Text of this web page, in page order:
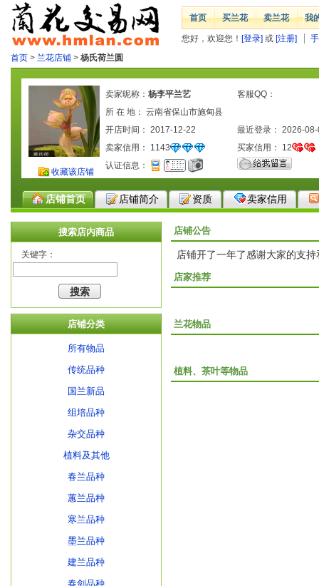
首页 买兰花 卖兰花 我
您好，欢迎您！ [登录] 或 [注册]
首页 > 兰花店铺 > 杨氏荷兰圆
收藏该店铺
卖家昵称： 杨李平兰艺
客服QQ：
所 在 地： 云南省保山市施甸县
开店时间： 2017-12-22
最近登录： 2026-
卖家信用： 1143 买家信用： 12
认证信息：
店铺首页 店铺简介 资质 卖家信用
搜索店内商品
关键字：
店铺分类
所有物品
传统品种
国兰新品
组培品种
杂交品种
植料及其他
春兰品种
蕙兰品种
寒兰品种
墨兰品种
建兰品种
春剑品种
店铺公告
店铺开了一年了感谢大家的支
店家推荐
兰花物品
植料、茶叶等物品